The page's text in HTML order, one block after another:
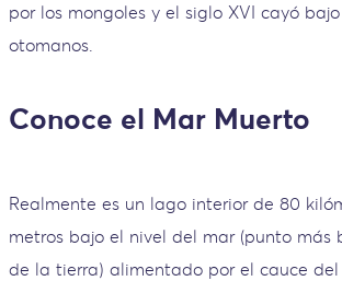
por los mongoles y el siglo XVI cayó
otomanos.
Conoce el Mar Muerto
Realmente es un lago interior de 80
metros bajo el nivel del mar (punto más
de la tierra) alimentado por el cauce del